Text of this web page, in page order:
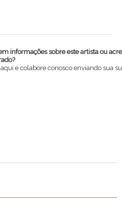
informações sobre este artista ou
e colabore conosco enviando sua